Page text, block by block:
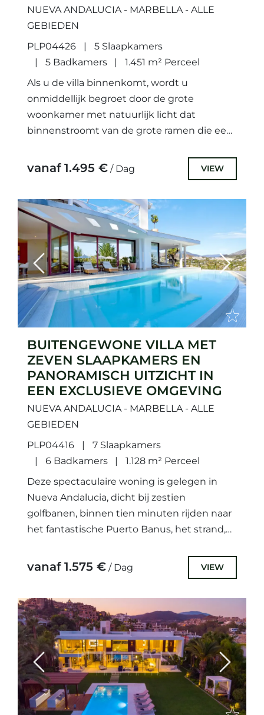
NUEVA ANDALUCIA - MARBELLA - ALLE
GEBIEDEN
PLP04426
5 Slaapkamers
5 Badkamers
1.451 m² Perceel
Als u de villa binnenkomt, wordt u
onmiddellijk begroet door de grote
woonkamer met natuurlijk licht dat
binnenstroomt van de grote ramen die een
vanaf 1.495 € / Dag VIEW
Previous Next
BUITENGEWONE VILLA MET
ZEVEN SLAAPKAMERS EN
PANORAMISCH UITZICHT IN
EEN EXCLUSIEVE OMGEVING
NUEVA ANDALUCIA - MARBELLA - ALLE
GEBIEDEN
PLP04416
7 Slaapkamers
6 Badkamers
1.128 m² Perceel
Deze spectaculaire woning is gelegen in
Nueva Andalucia, dicht bij zestien
golfbanen, binnen tien minuten rijden naar
het fantastische Puerto Banus, het strand,
van Marbella.Deze...
vanaf 1.575 € / Dag VIEW
Previous Next